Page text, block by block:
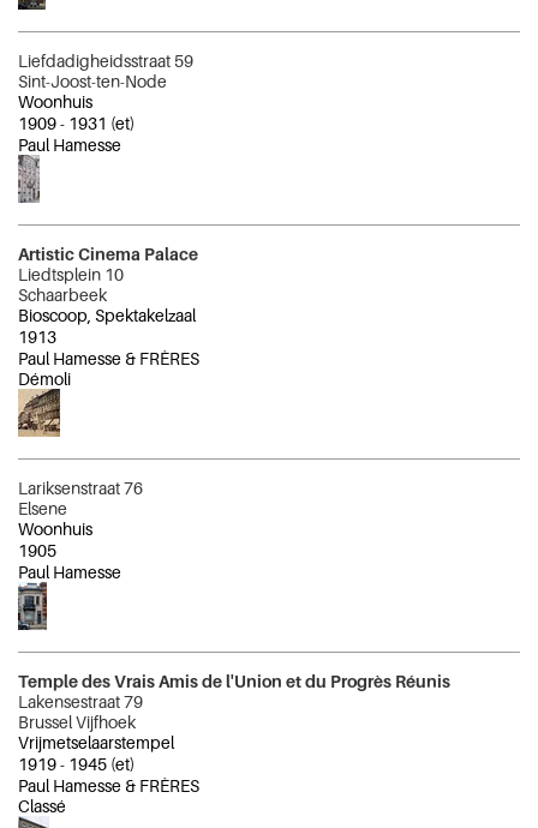
Liefdadigheidsstraat 59
Sint-Joost-ten-Node
Woonhuis
1909- 1931 (et)
Paul Hamesse
Artistic Cinema Palace
Liedtsplein 10
Schaarbeek
Bioscoop, Spektakelzaal
1913
Paul Hamesse & FRÈRES
Démoli
Lariksenstraat 76
Elsene
Woonhuis
1905
Paul Hamesse
Temple des Vrais Amis de l'Union et du Progrès Réunis
Lakensestraat 79
Brussel Vijfhoek
Vrijmetselaarstempel
1919- 1945 (et)
Paul Hamesse & FRÈRES
Classé